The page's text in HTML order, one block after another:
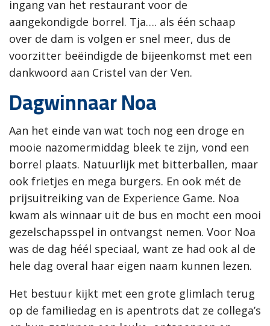
ingang van het restaurant voor de
aangekondigde borrel. Tja…. als één schaap
over de dam is volgen er snel meer, dus de
voorzitter beëindigde de bijeenkomst met een
dankwoord aan Cristel van der Ven.
Dagwinnaar Noa
Aan het einde van wat toch nog een droge en
mooie nazomermiddag bleek te zijn, vond een
borrel plaats. Natuurlijk met bitterballen, maar
ook frietjes en mega burgers. En ook mét de
prijsuitreiking van de Experience Game. Noa
kwam als winnaar uit de bus en mocht een mooi
gezelschapsspel in ontvangst nemen. Voor Noa
was de dag héél speciaal, want ze had ook al de
hele dag overal haar eigen naam kunnen lezen.
Het bestuur kijkt met een grote glimlach terug
op de familiedag en is apentrots dat ze collega’s